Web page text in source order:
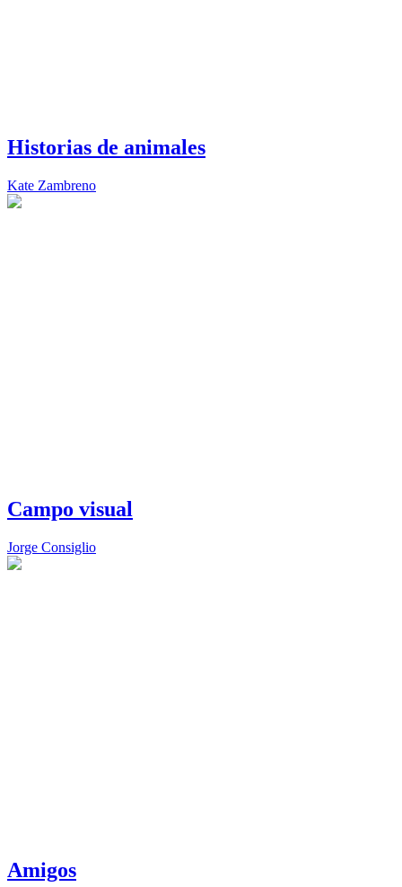
Historias de animales
Kate Zambreno
Campo visual
Jorge Consiglio
Amigos